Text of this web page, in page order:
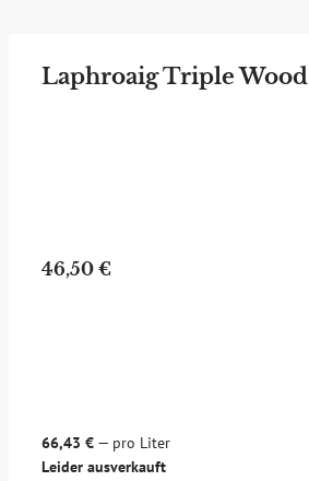
Laphroaig Triple Wood
46,50 €
66,43 € — pro Liter
Leider ausverkauft